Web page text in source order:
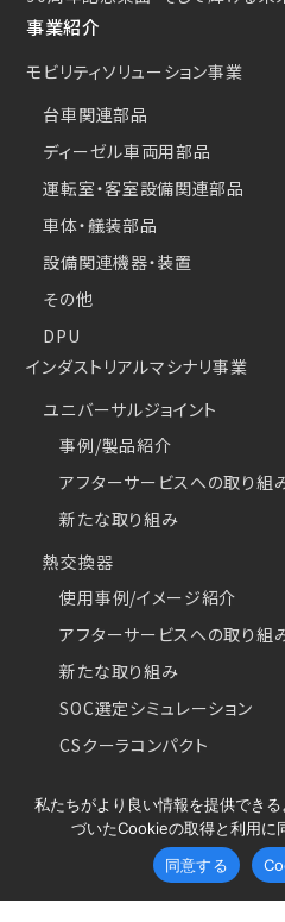
事業紹介
モビリティソリューション事業
台車関連部品
ディーゼル車両用部品
運転室・客室設備関連部品
車体・艤装部品
設備関連機器・装置
その他
DPU
インダストリアルマシナリ事業
ユニバーサルジョイント
事例/製品紹介
アフターサービスへの取り組
新たな取り組み
熱交換器
使用事例/イメージ紹介
アフターサービスへの取り組
新たな取り組み
SOC選定シミュレーション
CSクーラコンパクト
Copyright © 2026
私たちがより良い情報を提供でき
づいたCookieの取得と利用に
同意する